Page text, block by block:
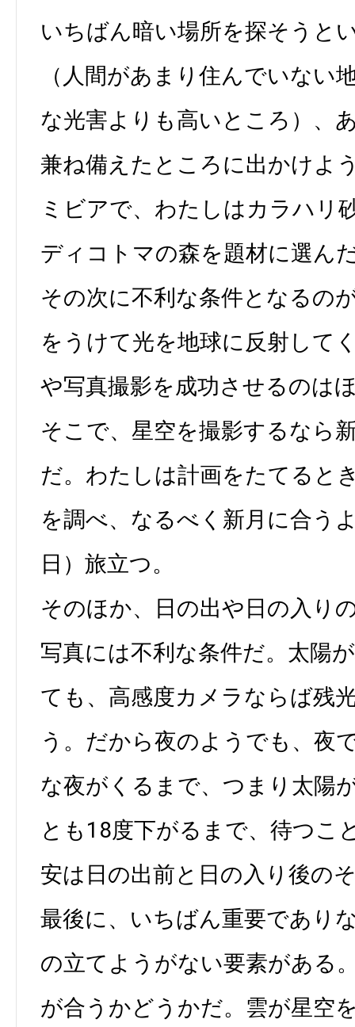
いちばん暗い場所を探そうと
（人間があまり住んでいない
な光害よりも高いところ）、
兼ね備えたところに出かけよ
ミビアで、わたしはカラハリ
ディコトマの森を題材に選ん
その次に不利な条件となるの
をうけて光を地球に反射して
や写真撮影を成功させるのは
そこで、星空を撮影するなら
だ。わたしは計画をたてると
を調べ、なるべく新月に合う
日）旅立つ。
そのほか、日の出や日の入り
写真には不利な条件だ。太陽
ても、高感度カメラならば残
う。だから夜のようでも、夜
な夜がくるまで、つまり太陽
とも18度下がるまで、待つこ
安は日の出前と日の入り後の
最後に、いちばん重要であり
の立てようがない要素がある
が合うかどうかだ。雲が星空